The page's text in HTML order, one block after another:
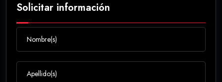
Solicitar información